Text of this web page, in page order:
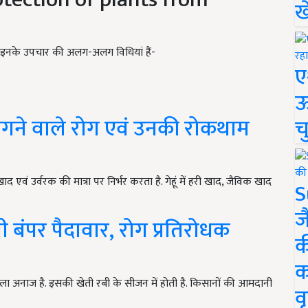
उपचार की अलग-अलग विधियां हैं-
वाले रोग एवं उनकी रोकथाम
उर्वरक की मात्रा पर निर्भर करता है. गेहूं में हरी खाद, जैविक खाद
पैदावार, रोग प्रतिरोधक
अनाज है. इसकी खेती रबी के सीजन में होती है. किसानों की आमदानी